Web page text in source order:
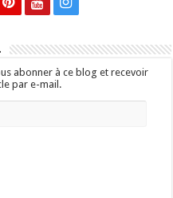
abonner à ce blog et recevoir
par e-mail.